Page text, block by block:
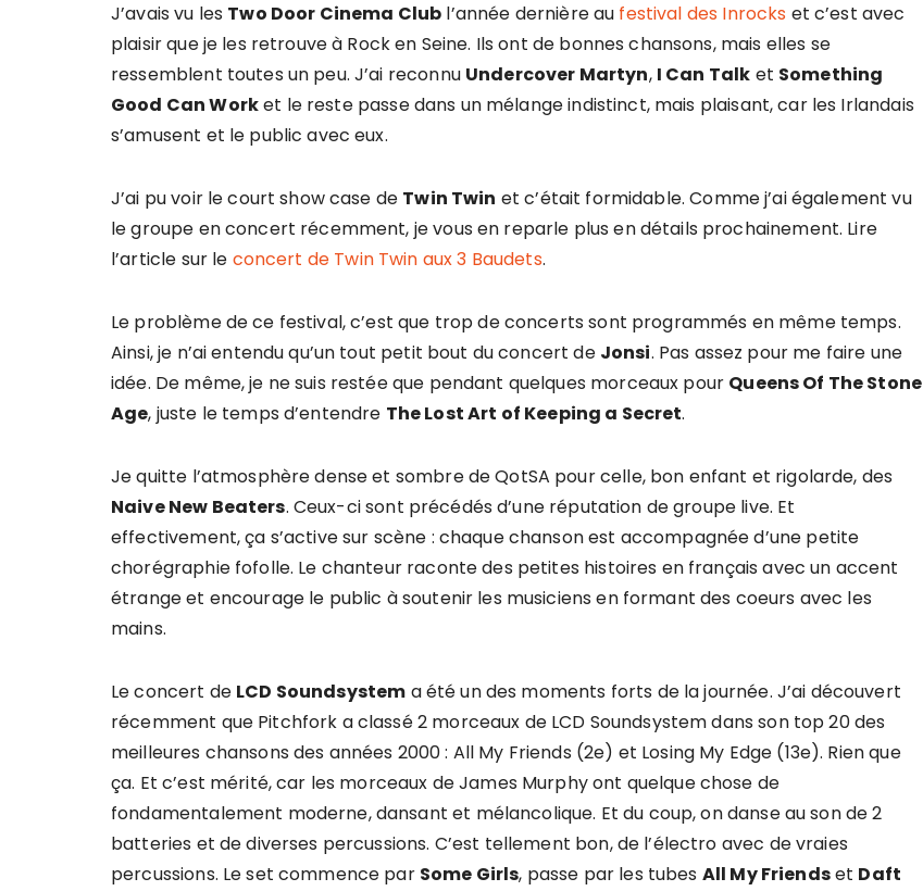
J’avais vu les Two Door Cinema Club l’année dernière au festival des Inrocks et c’est avec
plaisir que je les retrouve à Rock en Seine. Ils ont de bonnes chansons, mais elles se
ressemblent toutes un peu. J’ai reconnu Undercover Martyn, I Can Talk et Something
Good Can Worket le reste passe dans un mélange indistinct, mais plaisant, car les Irlandais
s’amusent et le public avec eux.
J’ai pu voir le court show case de Twin Twin et c’était formidable. Comme j’ai également vu
le groupe en concert récemment, je vous en reparle plus en détails prochainement. Lire
l’article sur le concert de Twin Twin aux 3 Baudets.
Le problème de ce festival, c’est que trop de concerts sont programmés en même temps.
Ainsi, je n’ai entendu qu’un tout petit bout du concert de Jonsi. Pas assez pour me faire une
idée. De même, je ne suis restée que pendant quelques morceaux pour Queens Of The Stone
Age, juste le temps d’entendre The Lost Art of Keeping a Secret.
Je quitte l’atmosphère dense et sombre de QotSA pour celle, bon enfant et rigolarde, des
Naive New Beaters. Ceux-ci sont précédés d’une réputation de groupe live. Et
effectivement, ça s’active sur scène : chaque chanson est accompagnée d’une petite
chorégraphie fofolle. Le chanteur raconte des petites histoires en français avec un accent
étrange et encourage le public à soutenir les musiciens en formant des coeurs avec les
mains.
Le concert de LCD Soundsystem a été un des moments forts de la journée. J’ai découvert
récemment que Pitchfork a classé 2 morceaux de LCD Soundsystem dans son top 20 des
meilleures chansons des années 2000 : All My Friends (2e) et Losing My Edge (13e). Rien que
ça. Et c’est mérité, car les morceaux de James Murphy ont quelque chose de
fondamentalement moderne, dansant et mélancolique. Et du coup, on danse au son de 2
batteries et de diverses percussions. C’est tellement bon, de l’électro avec de vraies
percussions. Le set commence par Some Girls, passe par les tubes All My Friendset Daft